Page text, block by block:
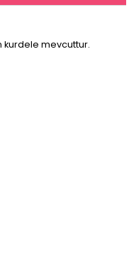
kurdele mevcuttur.